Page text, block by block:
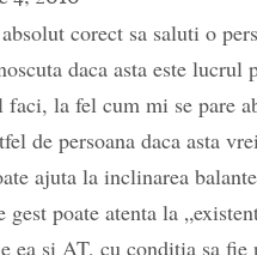
corect sa saluti o
daca asta este lucrul
faci, la fel cum mi se pare
de persoana daca asta
ajuta la inclinarea
gest poate atenta la
ea si AT, cu conditia sa fie